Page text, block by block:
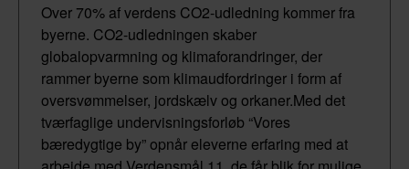
Over 70% af verdens CO2-udledning kommer fra
byerne. CO2-udledningen skaber
globalopvarmning og klimaforandringer, der
rammer byerne som klimaudfordringer i form af
oversvømmelser, jordskælv og orkaner.Med det
tværfaglige undervisningsforløb “Vores
bæredygtige by” opnår eleverne erfaring med at